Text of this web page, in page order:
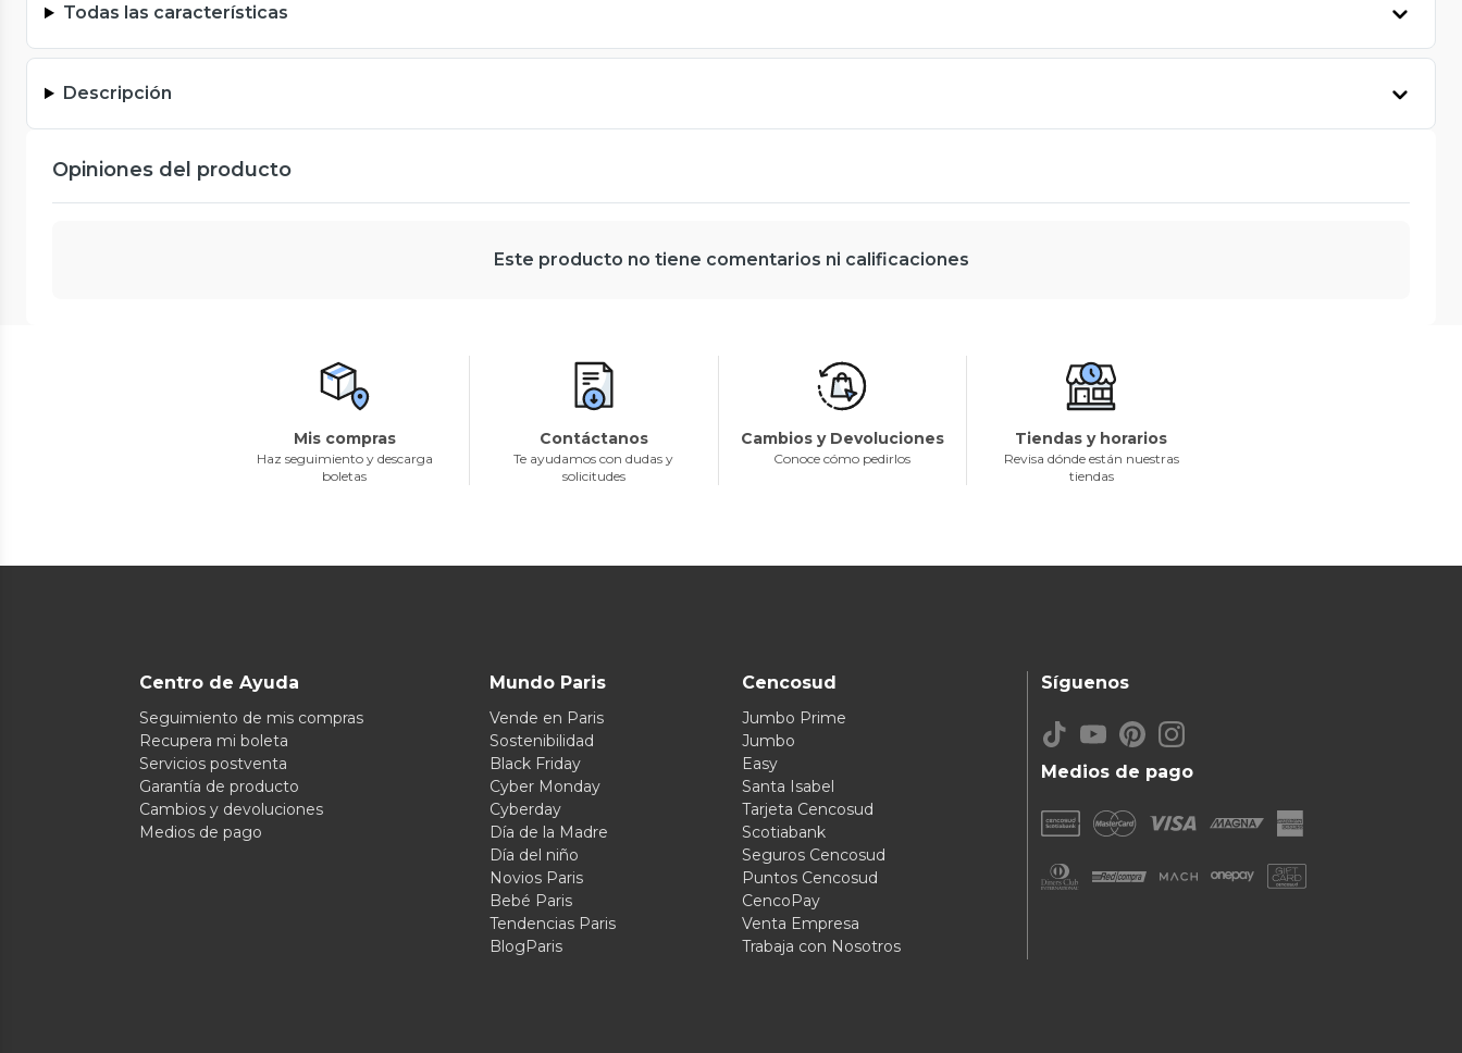
Todas las características
Descripción
Opiniones del producto
Este producto no tiene comentarios ni calificaciones
Mis compras
Haz seguimiento y descarga
boletas
Contáctanos
Te ayudamos con dudas y
solicitudes
Cambios y Devoluciones
Conoce cómo pedirlos
Tiendas y horarios
Revisa dónde están nuestras
tiendas
Centro de Ayuda
Seguimiento de mis compras
Recupera mi boleta
Servicios postventa
Garantía de producto
Cambios y devoluciones
Medios de pago
Mundo Paris
Vende en Paris
Sostenibilidad
Black Friday
Cyber Monday
Cyberday
Día de la Madre
Día del niño
Novios Paris
Bebé Paris
Tendencias Paris
BlogParis
Cencosud
Jumbo Prime
Jumbo
Easy
Santa Isabel
Tarjeta Cencosud
Scotiabank
Seguros Cencosud
Puntos Cencosud
CencoPay
Venta Empresa
Trabaja con Nosotros
Medios de pago
Síguenos